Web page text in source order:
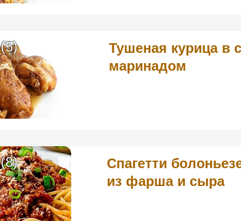
Тушеная курица в
маринадом
(5)
Спагетти
из фарша и сыра
(8)